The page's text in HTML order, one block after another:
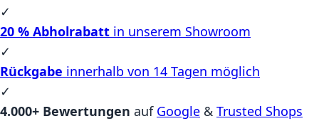
✓
20 % Abholrabatt in unserem Showroom
✓
Rückgabe innerhalb von 14 Tagen möglich
✓
4.000+ Bewertungen auf Google & Trusted Shops